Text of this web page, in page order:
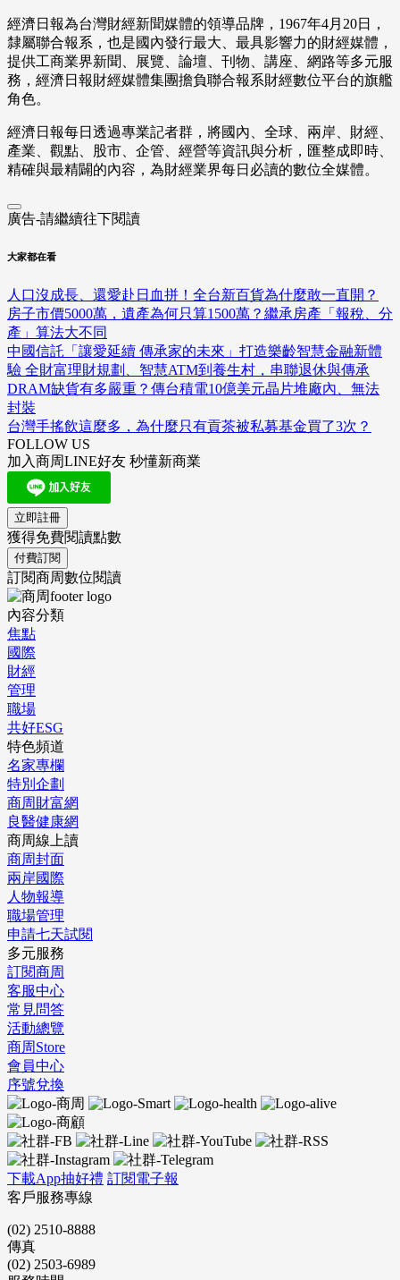
經濟日報為台灣財經新聞媒體的領導品牌，1967年4月20日，
隸屬聯合報系，也是國內發行最大、最具影響力的財經媒體，
提供工商業界新聞、展覽、論壇、刊物、講座、網路等多元服
務，經濟日報財經媒體集團擔負聯合報系財經數位平台的旗艦
角色。
經濟日報每日透過專業記者群，將國內、全球、兩岸、財經、
產業、觀點、股市、企管、經營等資訊與分析，匯整成即時、
精確與最精闢的內容，為財經業界每日必讀的數位全媒體。
廣告-請繼續往下閱讀
大家都在看
人口沒成長、還愛赴日血拼！全台新百貨為什麼敢一直開？
房子市價5000萬，遺產為何只算1500萬？繼承房產「報稅、分
產」算法大不同
中國信託「讓愛延續 傳承家的未來」打造樂齡智慧金融新體
驗 全財富理財規劃、智慧ATM到養生村，串聯退休與傳承
DRAM缺貨有多嚴重？傳台積電10億美元晶片堆廠內、無法
封裝
台灣手搖飲這麼多，為什麼只有貢茶被私募基金買了3次？
FOLLOW US
加入商周LINE好友 秒懂新商業
立即註冊
獲得免費閱讀點數
付費訂閱
訂閱商周數位閱讀
內容分類
焦點
國際
財經
管理
職場
共好ESG
特色頻道
名家專欄
特別企劃
商周財富網
良醫健康網
商周線上讀
商周封面
兩岸國際
人物報導
職場管理
申請七天試閱
多元服務
訂閱商周
客服中心
常見問答
活動總覽
商周Store
會員中心
序號兌換
下載App抽好禮 訂閱電子報
客戶服務專線
(02) 2510-8888
傳真
(02) 2503-6989